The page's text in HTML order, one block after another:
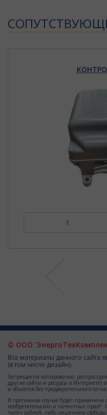
© ООО
Все материалы данного сайта
(в том числе дизайн).
Запрещается копирование,
другие сайты и ресурсы в
и объектов без предварительного
В противном случае будет
изобретательских и патентных
тысяч рублей, либо лишением свободы